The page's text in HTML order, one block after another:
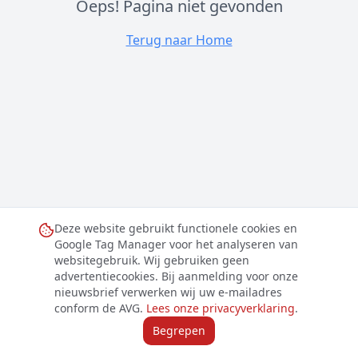
Deze website gebruikt functionele cookies en
Google Tag Manager voor het analyseren van
websitegebruik. Wij gebruiken geen
advertentiecookies. Bij aanmelding voor onze
nieuwsbrief verwerken wij uw e-mailadres
conform de AVG. Lees onze privacyverklaring.
Begrepen
Oeps! Pagina niet gevonden
Terug naar Home